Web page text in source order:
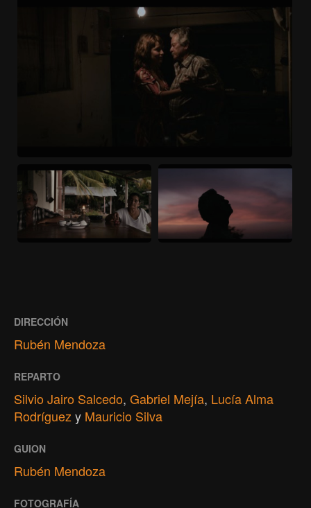
DIRECCIÓN
Rubén Mendoza
REPARTO
Silvio Jairo Salcedo, Gabriel Mejía, Lucía Alma
Rodríguezy Mauricio Silva
GUION
Rubén Mendoza
FOTOGRAFÍA